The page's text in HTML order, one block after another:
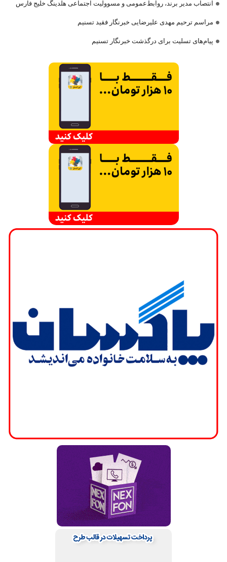
انتصاب مدیر برند، روابط‌عمومی و مسوولیت اجتماعی هلدینگ خلیج فارس
مراسم ترحیم مهدی علیرضایی خبرنگار فقید تسنیم
پیام‌های تسلیت برای درگذشت خبرنگار تسنیم